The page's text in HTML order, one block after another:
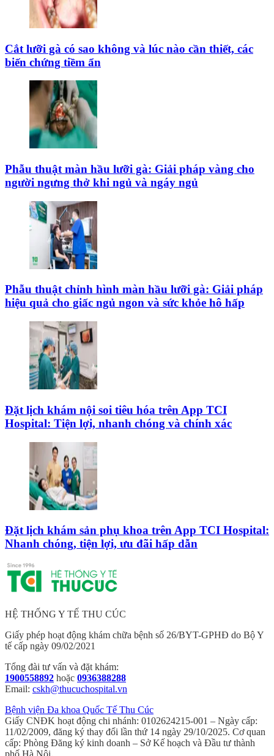
Cắt lưỡi gà có sao không và lúc nào cần thiết, các
biến chứng tiềm ẩn
Phẫu thuật màn hầu lưỡi gà: Giải pháp vàng cho
người ngưng thở khi ngủ và ngáy ngủ
Phẫu thuật chỉnh hình màn hầu lưỡi gà: Giải pháp
hiệu quả cho giấc ngủ ngon và sức khỏe hô hấp
Đặt lịch khám nội soi tiêu hóa trên App TCI
Hospital: Tiện lợi, nhanh chóng và chính xác
Đặt lịch khám sản phụ khoa trên App TCI Hospital:
Nhanh chóng, tiện lợi, ưu đãi hấp dẫn
HỆ THỐNG Y TẾ THU CÚC
Giấy phép hoạt động khám chữa bệnh số 26/BYT-GPHĐ do Bộ Y
tế cấp ngày 09/02/2021
Tổng đài tư vấn và đặt khám:
1900558892 hoặc 0936388288
Email: cskh@thucuchospital.vn
Bệnh viện Đa khoa Quốc Tế Thu Cúc
Giấy CNĐK hoạt động chi nhánh: 0102624215-001 – Ngày cấp:
11/02/2009, đăng ký thay đổi lần thứ 14 ngày 29/10/2025. Cơ quan
cấp: Phòng Đăng ký kinh doanh – Sở Kế hoạch và Đầu tư thành
phố Hà Nội.